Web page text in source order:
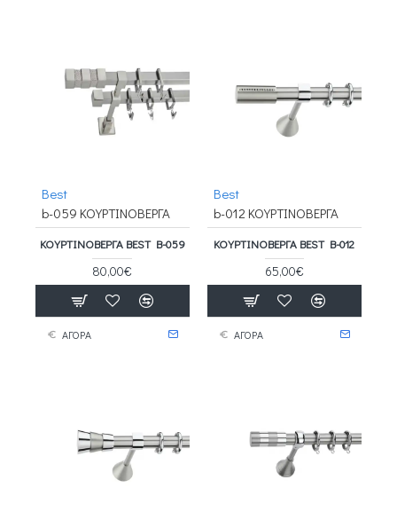
Best
b-059 ΚΟΥΡΤΙΝΟΒΕΡΓΑ
ΚΟΥΡΤΙΝΟΒΕΡΓΑ BEST B-059
80,00€
ΑΓΟΡΑ
Best
b-012 ΚΟΥΡΤΙΝΟΒΕΡΓΑ
ΚΟΥΡΤΙΝΟΒΕΡΓΑ BEST B-012
65,00€
ΑΓΟΡΑ